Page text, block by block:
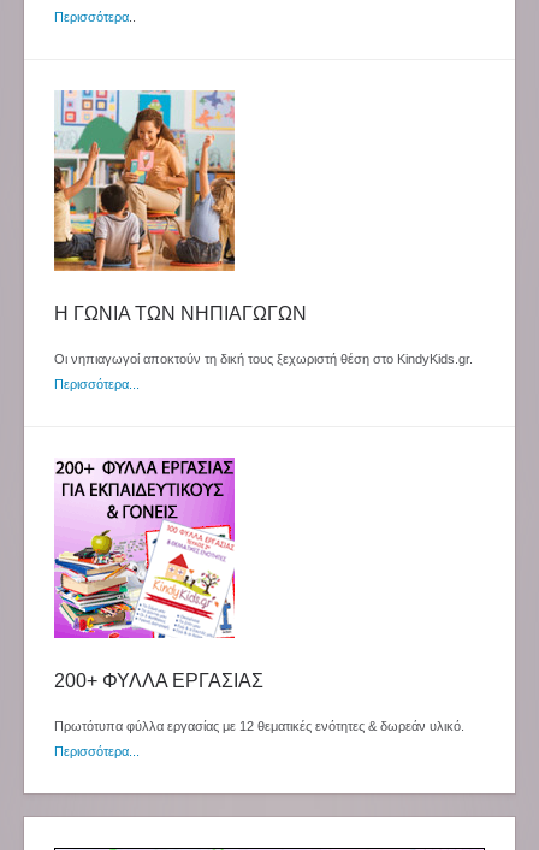
Περισσότερα
Η ΓΩΝΙΑ ΤΩΝ ΝΗΠΙΑΓΩΓΩΝ
Οι νηπιαγωγοί αποκτούν τη δική τους ξεχωριστή θέση στο KindyKids.gr.
Περισσότερα...
200+ ΦΥΛΛΑ ΕΡΓΑΣΙΑΣ
Πρωτότυπα φύλλα εργασίας με 12 θεματικές ενότητες & δωρεάν υλικό.
Περισσότερα...